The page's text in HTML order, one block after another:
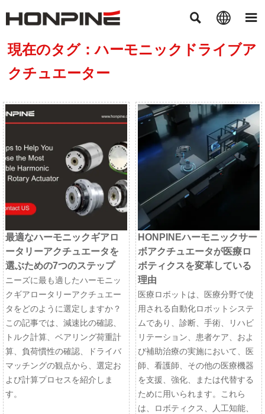
  
現在のタグ：ハーモニックドライブア
クチュエーター
最適なハーモニックギアロ
ータリーアクチュエータを
選ぶための7つのステップ
ニーズに最も適したハーモニッ
クギアロータリーアクチュエー
タをどのように選定しますか？
この記事では、減速比の確認、
トルク計算、ベアリング荷重計
算、負荷慣性の確認、ドライバ
マッチングの観点から、選定お
よび計算プロセスを紹介しま
す。
HONPINEハーモニックサー
ボアクチュエータが医療ロ
ボティクスを変革している
理由
医療ロボットは、医療分野で使
用される自動化ロボットシステ
ムであり、診断、手術、リハビ
リテーション、患者ケア、およ
び補助治療の実施において、医
師、看護師、その他の医療機器
を支援、強化、または代替する
ために用いられます。これら
は、ロボティクス、人工知能、